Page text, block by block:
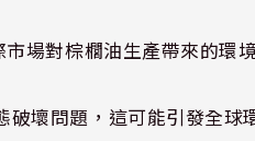
場對棕櫚油生產帶來的環
壞問題，這可能引發全球